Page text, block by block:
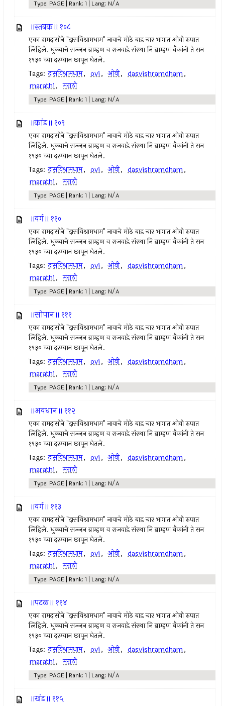
Type: PAGE | Rank: 1 | Lang: N/A
॥स्तबक॥ १०८
एका रामदासीने "दासविश्रामधाम" नावाचे मोठे बाड चार भागात ओवी रुपात
लिहिले. धुळ्याचे सज्जन ब्राम्हण व राजवाडे संस्था नि ब्राम्हण बँकांनी ते सन
१९३० च्या दरम्यान छापून घेतले.
Tags: दासविश्रामधाम, ovi, ओवी, dasvishramdham,
marathi, मराठी
Type: PAGE | Rank: 1 | Lang: N/A
॥कांड॥ १०९
एका रामदासीने "दासविश्रामधाम" नावाचे मोठे बाड चार भागात ओवी रुपात
लिहिले. धुळ्याचे सज्जन ब्राम्हण व राजवाडे संस्था नि ब्राम्हण बँकांनी ते सन
१९३० च्या दरम्यान छापून घेतले.
Tags: दासविश्रामधाम, ovi, ओवी, dasvishramdham,
marathi, मराठी
Type: PAGE | Rank: 1 | Lang: N/A
॥वर्ग॥ ११०
एका रामदासीने "दासविश्रामधाम" नावाचे मोठे बाड चार भागात ओवी रुपात
लिहिले. धुळ्याचे सज्जन ब्राम्हण व राजवाडे संस्था नि ब्राम्हण बँकांनी ते सन
१९३० च्या दरम्यान छापून घेतले.
Tags: दासविश्रामधाम, ovi, ओवी, dasvishramdham,
marathi, मराठी
Type: PAGE | Rank: 1 | Lang: N/A
॥सोपान॥ १११
एका रामदासीने "दासविश्रामधाम" नावाचे मोठे बाड चार भागात ओवी रुपात
लिहिले. धुळ्याचे सज्जन ब्राम्हण व राजवाडे संस्था नि ब्राम्हण बँकांनी ते सन
१९३० च्या दरम्यान छापून घेतले.
Tags: दासविश्रामधाम, ovi, ओवी, dasvishramdham,
marathi, मराठी
Type: PAGE | Rank: 1 | Lang: N/A
॥अवधान॥ ११२
एका रामदासीने "दासविश्रामधाम" नावाचे मोठे बाड चार भागात ओवी रुपात
लिहिले. धुळ्याचे सज्जन ब्राम्हण व राजवाडे संस्था नि ब्राम्हण बँकांनी ते सन
१९३० च्या दरम्यान छापून घेतले.
Tags: दासविश्रामधाम, ovi, ओवी, dasvishramdham,
marathi, मराठी
Type: PAGE | Rank: 1 | Lang: N/A
॥वर्ग॥ ११३
एका रामदासीने "दासविश्रामधाम" नावाचे मोठे बाड चार भागात ओवी रुपात
लिहिले. धुळ्याचे सज्जन ब्राम्हण व राजवाडे संस्था नि ब्राम्हण बँकांनी ते सन
१९३० च्या दरम्यान छापून घेतले.
Tags: दासविश्रामधाम, ovi, ओवी, dasvishramdham,
marathi, मराठी
Type: PAGE | Rank: 1 | Lang: N/A
॥पटळ॥ ११४
एका रामदासीने "दासविश्रामधाम" नावाचे मोठे बाड चार भागात ओवी रुपात
लिहिले. धुळ्याचे सज्जन ब्राम्हण व राजवाडे संस्था नि ब्राम्हण बँकांनी ते सन
१९३० च्या दरम्यान छापून घेतले.
Tags: दासविश्रामधाम, ovi, ओवी, dasvishramdham,
marathi, मराठी
Type: PAGE | Rank: 1 | Lang: N/A
॥खंड॥ ११५